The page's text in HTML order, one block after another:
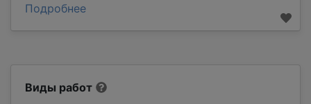
Подробнее
Виды работ